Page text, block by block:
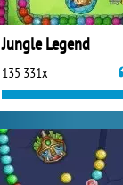
Jungle Legend
135 331x